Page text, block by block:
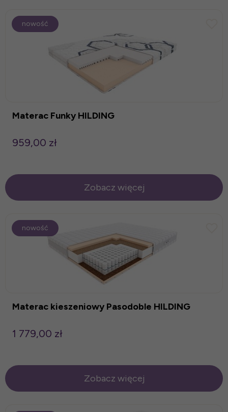
Materac Funky HILDING
959,00 zł
Zobacz więcej
nowość
Materac kieszeniowy Pasodoble HILDING
1 779,00 zł
Zobacz więcej
nowość